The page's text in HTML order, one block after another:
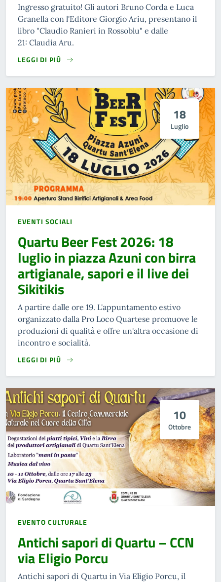
Ingresso gratuito! Gli autori Bruno Corda e Luca
Granella con l'Editore Giorgio Ariu, presentano il
libro "Claudio Ranieri in Rossoblu" e dalle
21: Claudia Aru.
LEGGI DI PIÙ
18
Luglio
EVENTI SOCIALI
Quartu Beer Fest 2026: 18
luglio in piazza Azuni con birra
artigianale, sapori e il live dei
Sikitikis
A partire dalle ore 19. L'appuntamento estivo
organizzato dalla Pro Loco Quartese promuove le
produzioni di qualità e offre un'altra occasione di
incontro e socialità.
LEGGI DI PIÙ
10
Ottobre
EVENTO CULTURALE
Antichi sapori di Quartu – CCN
via Eligio Porcu
Antichi sapori di Quartu in Via Eligio Porcu, il